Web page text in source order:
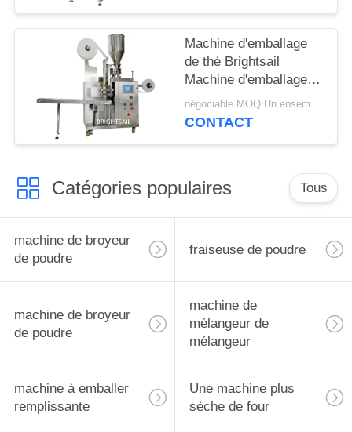
Machine d'emballage
de thé Brightsail
Machine d'emballage
en poudre de thé avec
CE
négociable MOQ:Un ensemble
CONTACT
Catégories populaires Tous
machine de broyeur
de poudre
fraiseuse de poudre
machine de broyeur
de poudre
machine de
mélangeur de
mélangeur
machine à emballer
remplissante
Une machine plus
sèche de four